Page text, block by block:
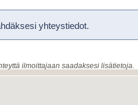
yhteystiedot.
ilmoittajaan saadaksesi lisätietoja.